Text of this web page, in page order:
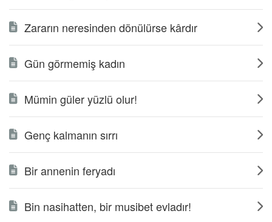
Zararın neresinden dönülürse kârdır
Gün görmemiş kadın
Mümin güler yüzlü olur!
Genç kalmanın sırrı
Bir annenin feryadı
Bin nasihatten, bir musibet evladır!